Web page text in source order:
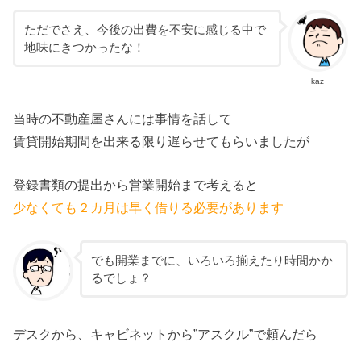
kaz
ただでさえ、今後の出費を不安に感じる中で
地味にきつかったな！
当時の不動産屋さんには事情を話して
賃貸開始期間を出来る限り遅らせてもらいましたが
登録書類の提出から営業開始まで考えると
少なくても２カ月は早く借りる必要があります
でも開業までに、いろいろ揃えたり時間かか
るでしょ？
デスクから、キャビネットから”アスクル”で頼んだら